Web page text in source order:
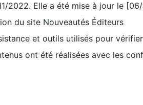
2022. Elle a été mise à jour le
du site Nouveautés Éditeurs
et outils utilisés pour
ont été réalisées avec les